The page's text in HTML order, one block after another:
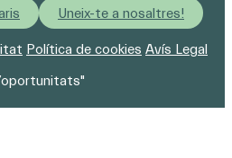
Uneix-te a nosaltres!
Política de cookies Avís Legal